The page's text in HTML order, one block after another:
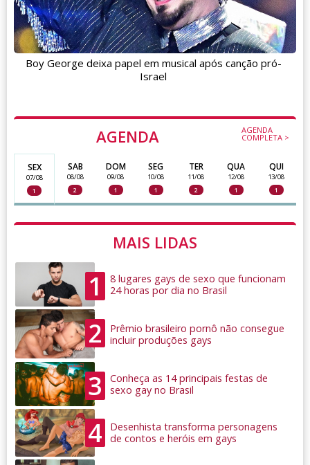
AGENDA AGENDA
COMPLETA >
SEX
07/08
1
SAB
08/08
2
DOM
09/08
1
SEG
10/08
1
TER
11/08
2
QUA
12/08
1
QUI
13/08
1
MAIS LIDAS
1
8 lugares gays de sexo que funcionam
24 horas por dia no Brasil
2
Prêmio brasileiro pornô não consegue
incluir produções gays
3
Conheça as 14 principais festas de
sexo gay no Brasil
4
Desenhista transforma personagens
de contos e heróis em gays
Boy George deixa papel em musical após canção pró-
Israel